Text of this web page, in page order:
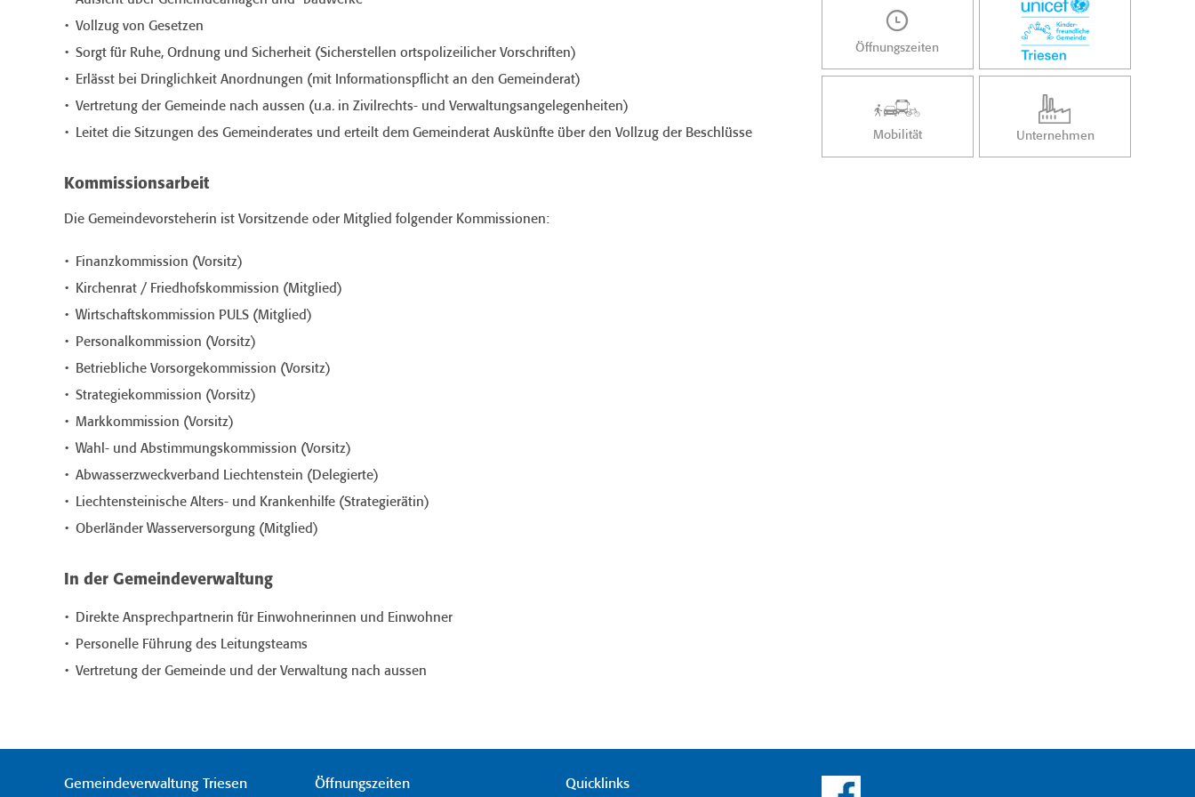
Vollzug von Gesetzen
Sorgt für Ruhe, Ordnung und Sicherheit (Sicherstellen ortspolizeilicher Vorschriften)
Erlässt bei Dringlichkeit Anordnungen (mit Informationspflicht an den Gemeinderat)
Vertretung der Gemeinde nach aussen (u.a. in Zivilrechts- und Verwaltungsangelegenheiten)
Leitet die Sitzungen des Gemeinderates und erteilt dem Gemeinderat Auskünfte über den Vollzug der Beschlüsse
Kommissionsarbeit
Die Gemeindevorsteherin ist Vorsitzende oder Mitglied folgender Kommissionen:
Finanzkommission (Vorsitz)
Kirchenrat / Friedhofskommission (Mitglied)
Wirtschaftskommission PULS (Mitglied)
Personalkommission (Vorsitz)
Betriebliche Vorsorgekommission (Vorsitz)
Strategiekommission (Vorsitz)
Markkommission (Vorsitz)
Wahl- und Abstimmungskommission (Vorsitz)
Abwasserzweckverband Liechtenstein (Delegierte)
Liechtensteinische Alters- und Krankenhilfe (Strategierätin)
Oberländer Wasserversorgung (Mitglied)
In der Gemeindeverwaltung
Direkte Ansprechpartnerin für Einwohnerinnen und Einwohner
Personelle Führung des Leitungsteams
Vertretung der Gemeinde und der Verwaltung nach aussen
Öffnungszeiten
Mobilität Unternehmen
Gemeindeverwaltung Triesen Öffnungszeiten Quicklinks